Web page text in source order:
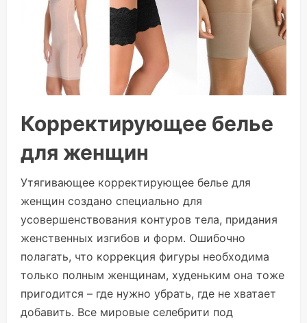
Корректирующее белье
для женщин
Утягивающее корректирующее белье для
женщин создано специально для
усовершенствования контуров тела, придания
женственных изгибов и форм. Ошибочно
полагать, что коррекция фигуры необходима
только полным женщинам, худеньким она тоже
пригодится – где нужно убрать, где не хватает
добавить. Все мировые селебрити под